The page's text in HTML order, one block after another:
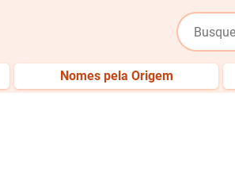
Nomes pela Origem